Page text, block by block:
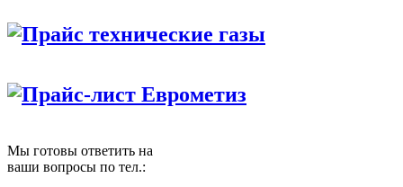
Прайс технические газы
Прайс-лист Еврометиз
Мы готовы ответить на
ваши вопросы по тел.: